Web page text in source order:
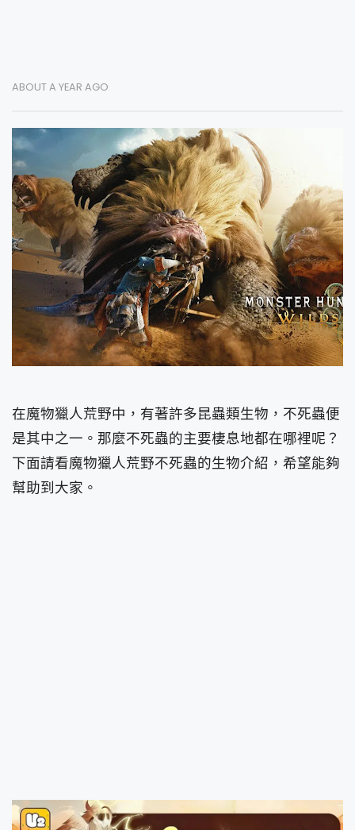
ABOUT A YEAR AGO
在魔物獵人荒野中，有著許多昆蟲類生物，不死蟲便
是其中之一。那麼不死蟲的主要棲息地都在哪裡呢？
下面請看魔物獵人荒野不死蟲的生物介紹，希望能夠
幫助到大家。